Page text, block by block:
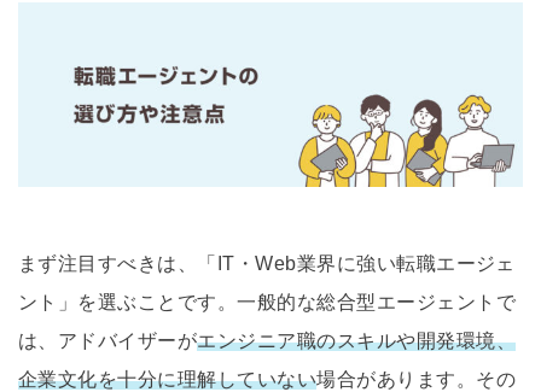
まず注目すべきは、「IT・Web業界に強い転職エージェ
ント」を選ぶことです。一般的な総合型エージェントで
は、アドバイザーがエンジニア職のスキルや開発環境、
企業文化を十分に理解していない場合があります。その